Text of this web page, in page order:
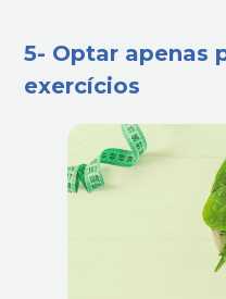
5- Optar apenas
exercícios